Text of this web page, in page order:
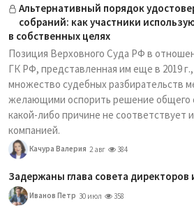
Альтернативный порядок
собраний: как участники
в собственных целях
Позиция Верховного Суда РФ в
ГК РФ, представленная им еще в 2019
множество судебных разбирательств
желающими оспорить решение общего
какой-либо причине не соответствует
компанией.
Качура Валерия 2 авг 384
Задержаны глава совета директоров
Иванов Петр 30 июл 358